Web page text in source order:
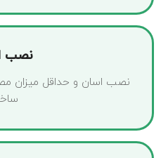
نصب
نصب اسان و حداقل میزان